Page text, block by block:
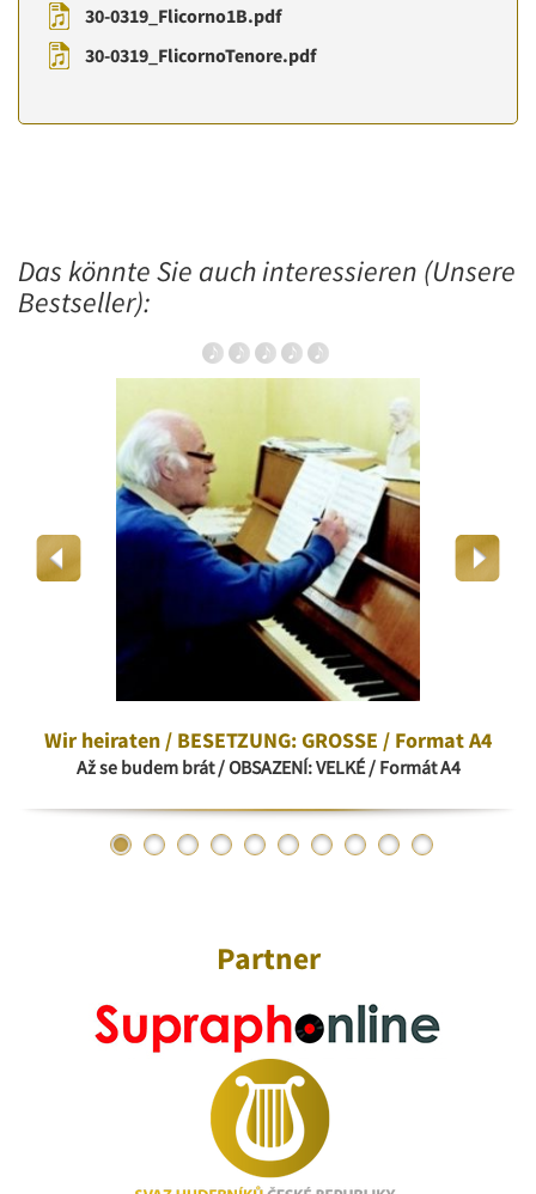
30-0319_Flicorno1B.pdf
30-0319_FlicornoTenore.pdf
Das könnte Sie auch interessieren (Unsere
Bestseller):
Wir heiraten / BESETZUNG: GROSSE / Format A4
Až se budem brát / OBSAZENÍ: VELKÉ / Formát A4
Partner